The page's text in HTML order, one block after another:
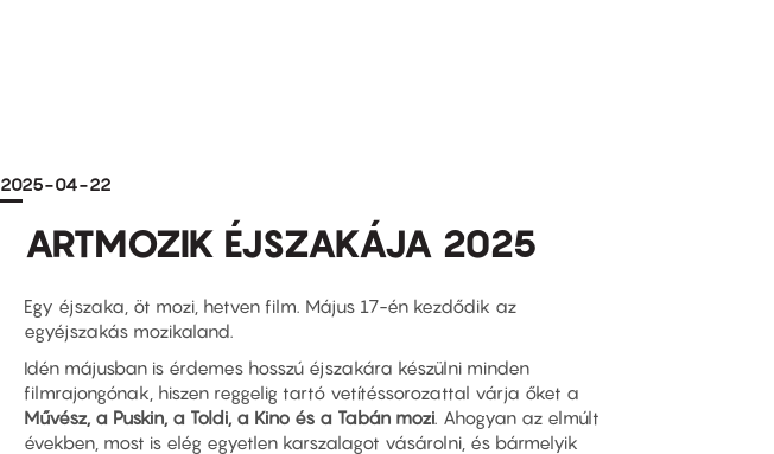
2025-04-22
ARTMOZIK ÉJSZAKÁJA 2025
Egy éjszaka, öt mozi, hetven film. Május 17-én kezdődik az
egyéjszakás mozikaland.
Idén májusban is érdemes hosszú éjszakára készülni minden
filmrajongónak, hiszen reggelig tartó vetítéssorozattal várja őket a
Művész, a Puskin, a Toldi, a Kino és a Tabán mozi. Ahogyan az elmúlt
években, most is elég egyetlen karszalagot vásárolni, és bármelyik